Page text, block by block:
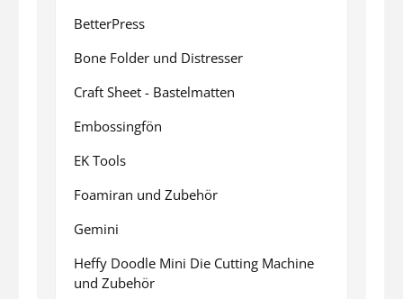
BetterPress
Bone Folder und Distresser
Craft Sheet - Bastelmatten
Embossingfön
EK Tools
Foamiran und Zubehör
Gemini
Heffy Doodle Mini Die Cutting Machine
und Zubehör